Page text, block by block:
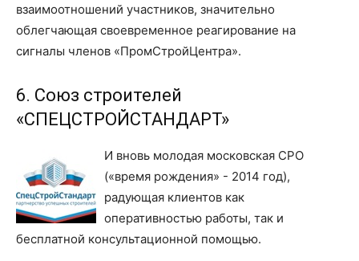
взаимоотношений участников, значительно
облегчающая своевременное реагирование на
сигналы членов «ПромСтройЦентра».
6. Союз строителей
«СПЕЦСТРОЙСТАНДАРТ»
И вновь молодая московская СРО
(«время рождения» - 2014 год),
радующая клиентов как
оперативностью работы, так и
бесплатной консультационной помощью.